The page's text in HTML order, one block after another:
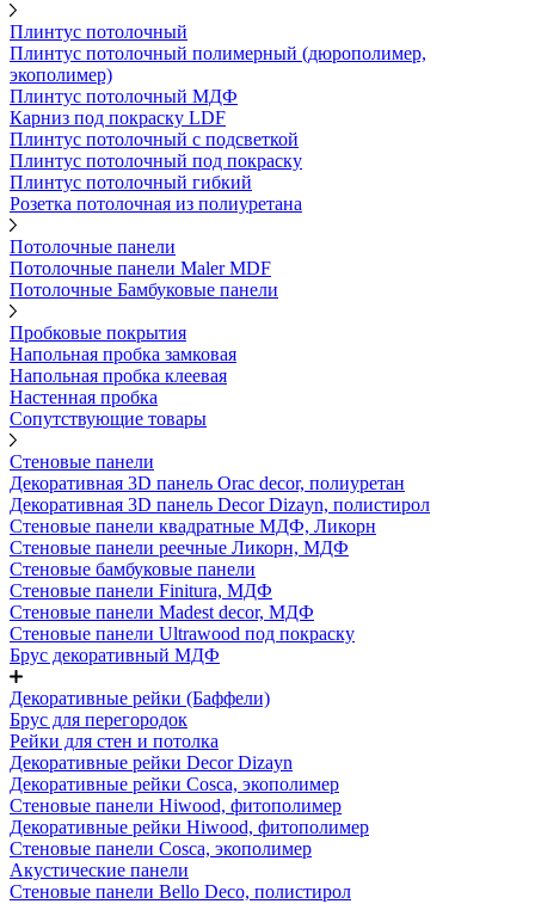
Плинтус потолочный
Плинтус потолочный полимерный (дюрополимер,
экополимер)
Плинтус потолочный МДФ
Карниз под покраску LDF
Плинтус потолочный с подсветкой
Плинтус потолочный под покраску
Плинтус потолочный гибкий
Розетка потолочная из полиуретана
Потолочные панели
Потолочные панели Maler MDF
Потолочные Бамбуковые панели
Пробковые покрытия
Напольная пробка замковая
Напольная пробка клеевая
Настенная пробка
Сопутствующие товары
Стеновые панели
Декоративная 3D панель Orac decor, полиуретан
Декоративная 3D панель Decor Dizayn, полистирол
Стеновые панели квадратные МДФ, Ликорн
Стеновые панели реечные Ликорн, МДФ
Стеновые бамбуковые панели
Стеновые панели Finitura, МДФ
Стеновые панели Madest decor, МДФ
Стеновые панели Ultrawood под покраску
Брус декоративный МДФ
Декоративные рейки (Баффели)
Брус для перегородок
Рейки для стен и потолка
Декоративные рейки Decor Dizayn
Декоративные рейки Cosca, экополимер
Стеновые панели Hiwood, фитополимер
Декоративные рейки Hiwood, фитополимер
Стеновые панели Cosca, экополимер
Акустические панели
Стеновые панели Bello Deco, полистирол